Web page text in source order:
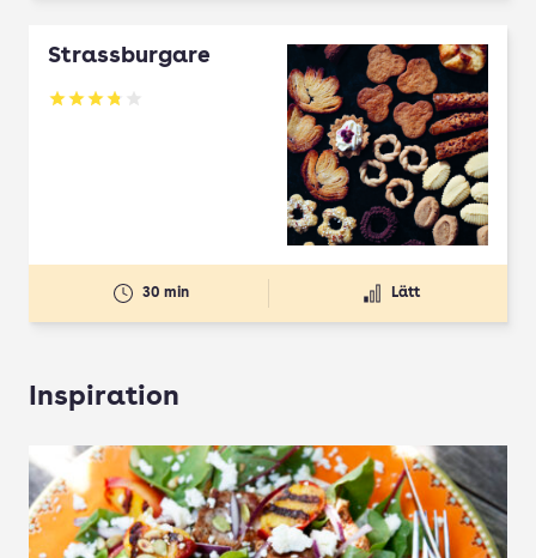
Strassburgare
Betyg: 3.78 av 5
30 min Lätt
Inspiration